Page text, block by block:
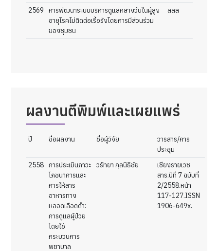
2569
การพัฒนาระบบบริการดูแลกลางวันในผู้สูง
อายุโรคไม่ติดต่อเรื้อรังโดยการมีส่วนร่วม
ของชุมชน
สสส
ผลงานตีพิมพ์และเผยแพร่
ปี ชื่อผลงาน ชื่อผู้วิจัย
วารสาร/การ
ประชุม
2558 การประเมินภาวะ
โภชนาการและ
การให้สาร
อาหารทาง
หลอดเลือดดำ:
การดูแลผู้ป่วย
โดยใช้
กระบวนการ
พยาบาล
วรัทยา กุลนิธิชัย
เชียงรายเวช
สาร.ปีที่ 7 ฉบับที่
2/2558.หน้า
117-127.ISSN
1906-649x.